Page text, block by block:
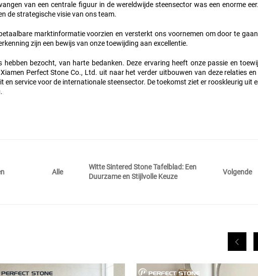
van een centrale figuur in de wereldwijde steensector was een enorme
de strategische visie van ons team.
marktinformatie voorzien en versterkt ons voornemen om door te
zijn een bewijs van onze toewijding aan excellentie.
bezocht, van harte bedanken. Deze ervaring heeft onze passie en
Perfect Stone Co., Ltd. uit naar het verder uitbouwen van deze relaties
service voor de internationale steensector. De toekomst ziet er rooskleurig uit
Alle
Witte Sintered Stone Tafelblad: Een
Duurzame en Stijlvolle Keuze
Volgende